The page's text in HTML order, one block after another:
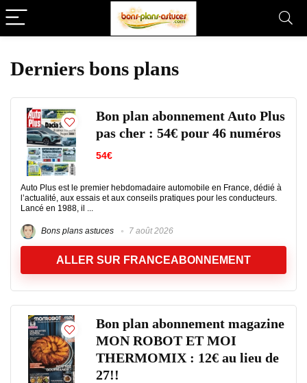
Derniers bons plans
Bon plan abonnement Auto Plus
pas cher : 54€ pour 46 numéros
54€
Auto Plus est le premier hebdomadaire automobile en France, dédié à
l’actualité, aux essais et aux conseils pratiques pour les conducteurs.
Lancé en 1988, il ...
Bons plans astuces 7 août 2026
ALLER SUR FRANCEABONNEMENT
Bon plan abonnement magazine
MON ROBOT ET MOI
THERMOMIX : 12€ au lieu de
27!!